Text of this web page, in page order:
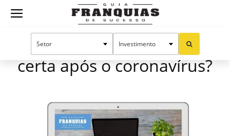
Guia
Franquias
Como investir na franquia
certa após o coronavírus?